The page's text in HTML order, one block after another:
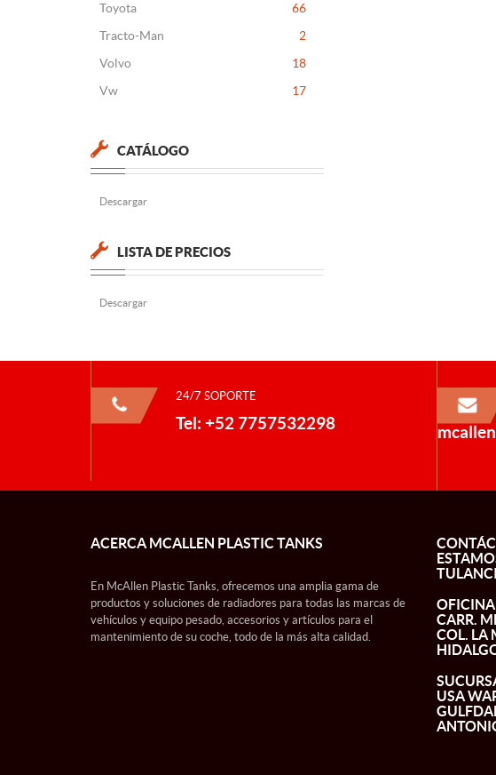
Toyota
66
Tracto-Man
2
Volvo
18
Vw
17
CATÁLOGO
Descargar
LISTA DE PRECIOS
Descargar
24/7 SOPORTE
Tel: +52 7757532298
ACERCA MCALLEN PLASTIC TANKS
En McAllen Plastic Tanks, ofrecemos una amplia gama de
productos y soluciones de radiadores para todas las marcas de
vehículos y equipo pesado, accesorios y artículos para el
mantenimiento de su coche, todo de la más alta calidad.
CARR.
COL. LA
USA